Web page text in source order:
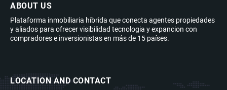
ABOUT US
Plataforma inmobiliaria híbrida que conecta agentes propiedades
y aliados para ofrecer visibilidad tecnologia y expancion con
compradores e inversionistas en más de 15 países.
LOCATION AND CONTACT